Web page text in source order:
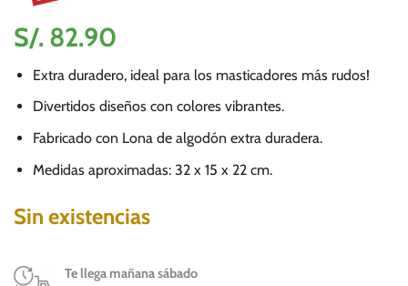
S/. 82.90
Extra duradero, ideal para los masticadores más rudos!
Divertidos diseños con colores vibrantes.
Fabricado con Lona de algodón extra duradera.
Medidas aproximadas: 32 x 15 x 22 cm.
Sin existencias
Te llega mañana sábado